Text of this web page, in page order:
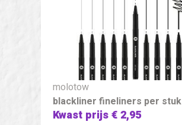
molotow
blackliner fineliners per stuk
Kwast prijs€ 2,95